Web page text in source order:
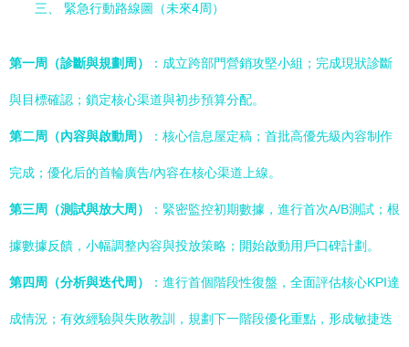
三、 緊急行動路線圖（未來4周）
第一周（診斷與規劃周） ：成立跨部門營銷攻堅小組；完成現狀診斷
與目標確認；鎖定核心渠道與初步預算分配。
第二周（內容與啟動周） ：核心信息屋定稿；首批高優先級內容制作
完成；優化后的首輪廣告/內容在核心渠道上線。
第三周（測試與放大周） ：緊密監控初期數據，進行首次A/B測試；根
據數據反饋，小幅調整內容與投放策略；開始啟動用戶口碑計劃。
第四周（分析與迭代周） ：進行首個階段性復盤，全面評估核心KPI達
成情況；有效經驗與失敗教訓，規劃下一階段優化重點，形成敏捷迭